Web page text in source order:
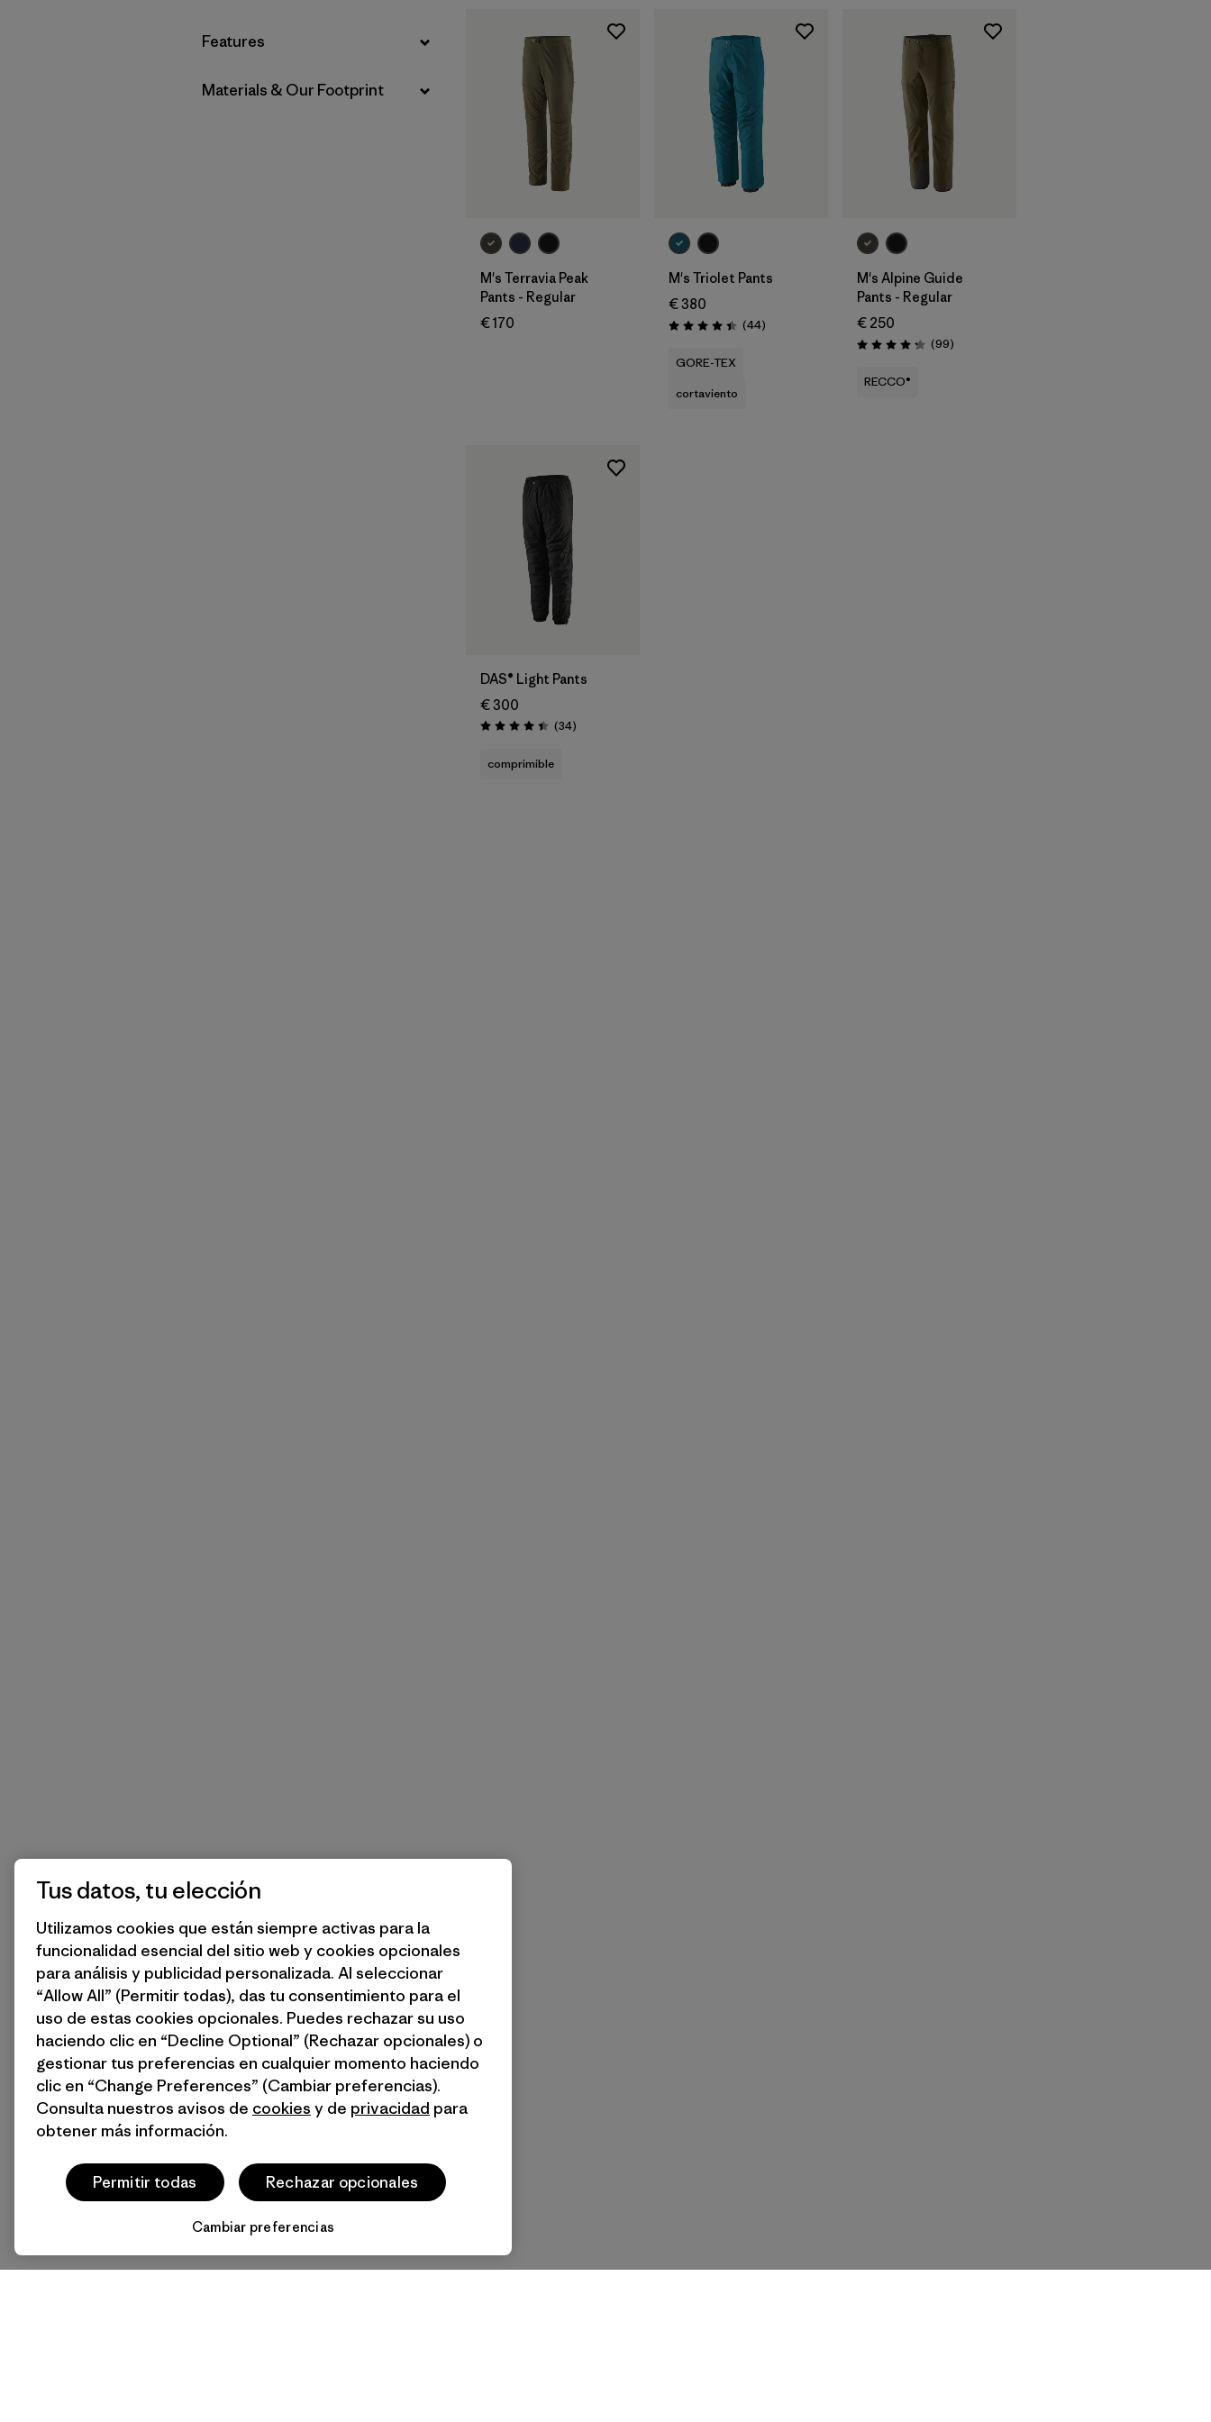
Filtrar por
Features
Filtrar por
Materials & Our Footprint
M's Terravia Peak
Pants - Regular
€ 170
M's Triolet Pants
€ 380
Puntuación: 4.4 / 5
(44Reseñas
)
GORE-TEX
cortaviento
M's Alpine Guide
Pants - Regular
€ 250
Puntuación: 4.3 / 5
(99Reseñas
)
RECCO®
DAS® Light Pants
€ 300
Puntuación: 4.4 / 5
(34Reseñas
)
comprimible
Tus datos, tu elección
Utilizamos cookies que están siempre activas para la
funcionalidad esencial del sitio web y cookies opcionales
para análisis y publicidad personalizada. Al seleccionar
“Allow All” (Permitir todas), das tu consentimiento para el
uso de estas cookies opcionales. Puedes rechazar su uso
haciendo clic en “Decline Optional” (Rechazar opcionales) o
gestionar tus preferencias en cualquier momento haciendo
clic en “Change Preferences” (Cambiar preferencias).
Consulta nuestros avisos de cookies y de privacidad para
obtener más información.
Permitir todas Rechazar opcionales
Cambiar preferencias